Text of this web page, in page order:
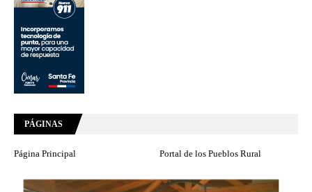
PÁGINAS
Página Principal Portal de los Pueblos Rural